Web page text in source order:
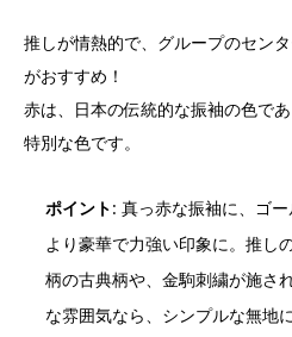
推しが情熱的で、グループのセン
がおすすめ！
赤は、日本の伝統的な振袖の色で
特別な色です。
ポイント: 真っ赤な振袖に、ゴー
より豪華で力強い印象に。推し
柄の古典柄や、金駒刺繍が施さ
な雰囲気なら、シンプルな無地